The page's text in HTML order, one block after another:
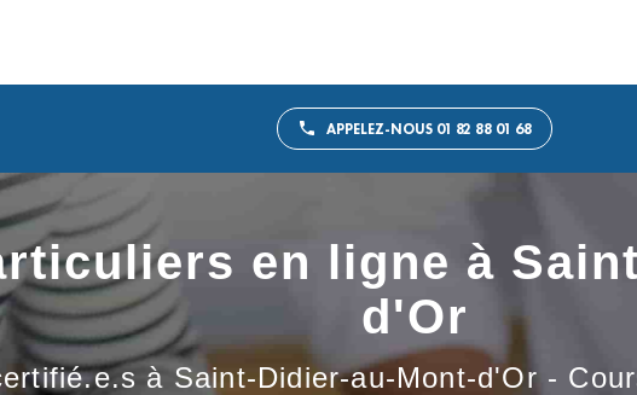
APPELEZ-NOUS 01 82 88 01 68
en ligne à
d'Or
à Saint-Didier-au-Mont-d'Or -